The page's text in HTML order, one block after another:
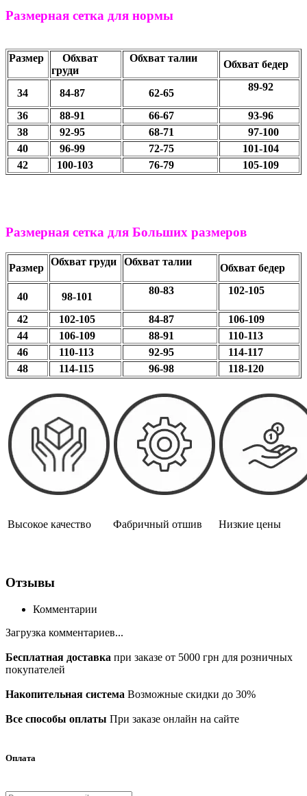
Размерная сетка для нормы
Размер
Обхват
груди
Обхват талии
Обхват бедер
34 84-87 62-65
89-92
36 88-91 66-67
93-96
38
92-95 68-71
97-100
40
96-99 72-75
101-104
42
100-103 76-79 105-109
Размерная сетка для Больших размеров
Размер
Обхват груди Обхват талии
Обхват бедер
40 98-101
80-83 102-105
42 102-105 84-87
106-109
44
106-109 88-91
110-113
46
110-113 92-95
114-117
48
114-115 96-98 118-120
Высокое качество Фабричный отшив Низкие цены
Отзывы
Комментарии
Загрузка комментариев...
Бесплатная доставка при заказе от 5000 грн для розничных
покупателей
Накопительная система Возможные скидки до 30%
Все способы оплаты При заказе онлайн на сайте
Оплата